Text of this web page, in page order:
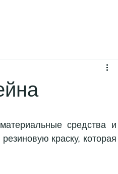
средства и
краску, которая